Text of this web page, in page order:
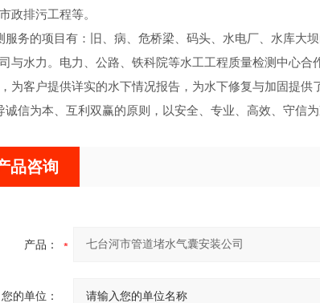
政排污工程等。
服务的项目有：旧、病、危桥梁、码头、水电厂、水库大
与水力。电力、公路、铁科院等水工工程质量检测中心
为客户提供详实的水下情况报告，为水下修复与加固提供
诚信为本、互利双赢的原则，以安全、专业、高效、守信
品咨询
产品：
您的单位：